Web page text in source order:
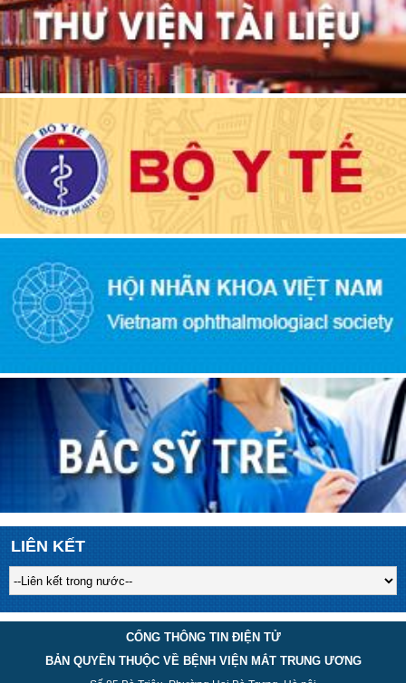
LIÊN KẾT
CỔNG THÔNG TIN ĐIỆN TỬ
BẢN QUYỀN THUỘC VỀ BỆNH VIỆN MẮT TRUNG ƯƠNG